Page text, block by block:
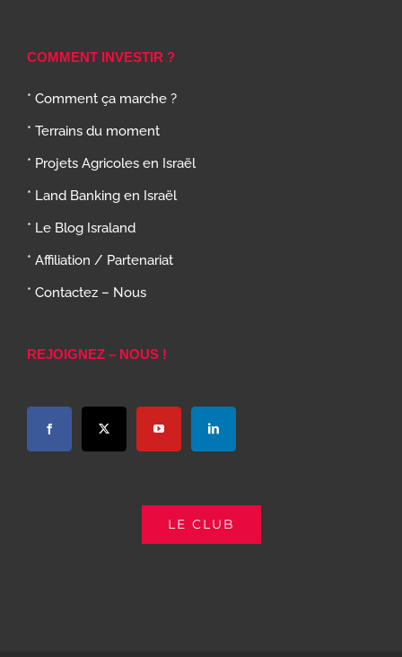
COMMENT INVESTIR ?
* Comment ça marche ?
* Terrains du moment
* Projets Agricoles en Israël
* Land Banking en Israël
* Le Blog Israland
* Affiliation / Partenariat
* Contactez – Nous
REJOIGNEZ – NOUS !
LE CLUB